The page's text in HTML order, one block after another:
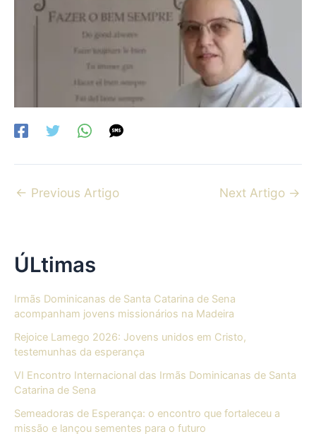
← Previous Artigo Next Artigo →
ÚLtimas
Irmãs Dominicanas de Santa Catarina de Sena
acompanham jovens missionários na Madeira
Rejoice Lamego 2026: Jovens unidos em Cristo,
testemunhas da esperança
VI Encontro Internacional das Irmãs Dominicanas de Santa
Catarina de Sena
Semeadoras de Esperança: o encontro que fortaleceu a
missão e lançou sementes para o futuro